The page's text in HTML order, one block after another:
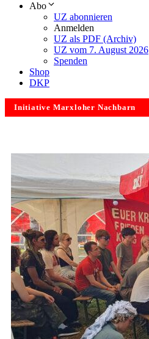
Abo
UZ abonnieren
Anmelden
UZ als PDF (Archiv)
UZ vom 7. August 2026
Spenden
Shop
DKP
Initiative Marxloher Nachbarn